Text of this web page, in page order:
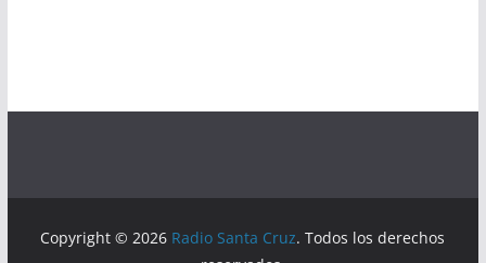
Copyright © 2026 Radio Santa Cruz. Todos los derechos